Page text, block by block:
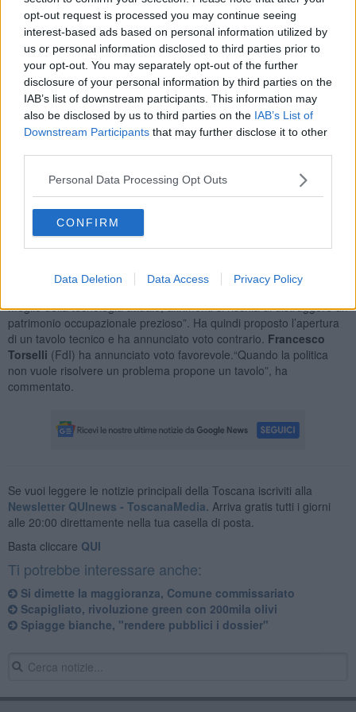
opt-out request is processed you may continue seeing
interest-based ads based on personal information utilized by
us or personal information disclosed to third parties prior to
your opt-out. You may separately opt-out of the further
disclosure of your personal information by third parties on the
IAB’s list of downstream participants. This information may
also be disclosed by us to third parties on the IAB’s List of
Downstream Participants that may further disclose it to other
Personal Data Processing Opt Outs
CONFIRM
Data Deletion Data Access Privacy Policy
più depauperate le risorse naturali del territorio, sale e acqua dolce,
grazie, per esempio, alla realizzazione di un dissalatore”; “vengano
totalmente eliminati i conferimenti delle sostanze di rifiuto
direttamente in mare, senza alcun trattamento, mediante la
costruzione di idonei sistemi di depurazione”; “l’azienda sia
costretta a proprie spese alla bonifica e al ripristino dei luoghi che
hanno subito azioni di inquinamento”; “Il personale dipendente
possa essere impiegato anche nelle operazioni di bonifica dell’area
interessata e venga così sottratto al ricatto occupazionale”.
Marco Landi(Lega) ha proposto un emendamento “per dare un
respiro un po’ più ampio all’atto” e, dopo il diniego di Noferi ad
industriali della nostra Regione è una sfida della contemporaneità,
che non può essere affrontata con spirito iconoclasta ma con il
meglio della tecnologia attuale; altrimenti si rischia di distruggere un
patrimonio occupazionale prezioso”. Ha quindi proposto l’apertura
di un tavolo tecnico e ha annunciato voto contrario. Francesco
Torselli (FdI) ha annunciato voto favorevole.“Quando la politica
non vuole risolvere un problema propone un tavolo”, ha
commentato.
Se vuoi leggere le notizie principali della Toscana iscriviti alla
Newsletter QUInews - ToscanaMedia. Arriva gratis tutti i giorni
alle 20:00 direttamente nella tua casella di posta.
Basta cliccare QUI
Ti potrebbe interessare anche:
Si dimette la maggioranza, Comune commissariato
Scapigliato, rivoluzione green con 200mila olivi
Spiagge bianche, "rendere pubblici i dossier"